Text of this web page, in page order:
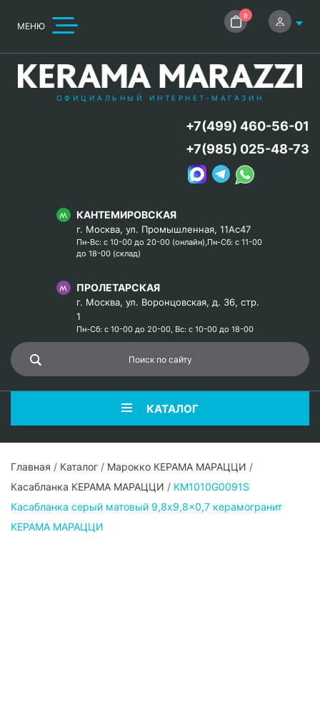
МЕНЮ
0
ОФИЦИАЛЬНЫЙ ИНТЕРНЕТ-МАГАЗИН
КАНТЕМИРОВСКАЯ
г. Москва, ул. Промышленная, 11Ас47
Пн-Вс: с 10-00 до 20-00 (онлайн),Пн-Сб: с 11-00
до 18-00 (склад)
ПРОЛЕТАРСКАЯ
г. Москва, ул. Воронцовская, д. 36, стр.
1
Пн-Сб: с 10-00 до 20-00, Вс: с 10-00 до 18-00
+7(499) 460-56-01
+7(985) 025-48-73
КАТАЛОГ
Главная / Каталог / Марокко КЕРАМА МАРАЦЦИ /
Касабланка КЕРАМА МАРАЦЦИ / KM1010G0091S
Касабланка серый матовый 9,8x9,8x0,7 керамогранит
КЕРАМА МАРАЦЦИ